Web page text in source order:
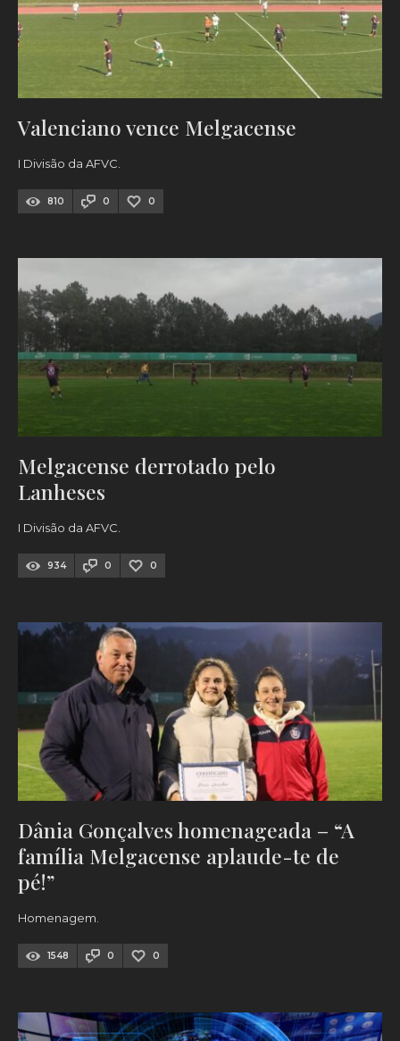
Valenciano vence Melgacense
I Divisão da AFVC.
810 0 0
Melgacense derrotado pelo
Lanheses
I Divisão da AFVC.
934 0 0
Dânia Gonçalves homenageada – “A
família Melgacense aplaude-te de
pé!”
Homenagem.
1548 0 0